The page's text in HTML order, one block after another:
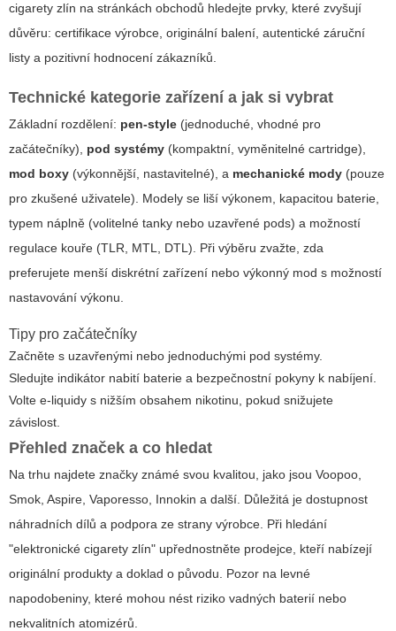
cigarety zlín na stránkách obchodů hledejte prvky, které zvyšují
důvěru: certifikace výrobce, originální balení, autentické záruční
listy a pozitivní hodnocení zákazníků.
Technické kategorie zařízení a jak si vybrat
Základní rozdělení: pen-style (jednoduché, vhodné pro
začátečníky), pod systémy (kompaktní, vyměnitelné cartridge),
mod boxy (výkonnější, nastavitelné), a mechanické mody (pouze
pro zkušené uživatele). Modely se liší výkonem, kapacitou baterie,
typem náplně (volitelné tanky nebo uzavřené pods) a možností
regulace kouře (TLR, MTL, DTL). Při výběru zvažte, zda
preferujete menší diskrétní zařízení nebo výkonný mod s možností
nastavování výkonu.
Tipy pro začátečníky
Začněte s uzavřenými nebo jednoduchými pod systémy.
Sledujte indikátor nabití baterie a bezpečnostní pokyny k nabíjení.
Volte e-liquidy s nižším obsahem nikotinu, pokud snižujete
závislost.
Přehled značek a co hledat
Na trhu najdete značky známé svou kvalitou, jako jsou Voopoo,
Smok, Aspire, Vaporesso, Innokin a další. Důležitá je dostupnost
náhradních dílů a podpora ze strany výrobce. Při hledání
"elektronické cigarety zlín" upřednostněte prodejce, kteří nabízejí
originální produkty a doklad o původu. Pozor na levné
napodobeniny, které mohou nést riziko vadných baterií nebo
nekvalitních atomizérů.